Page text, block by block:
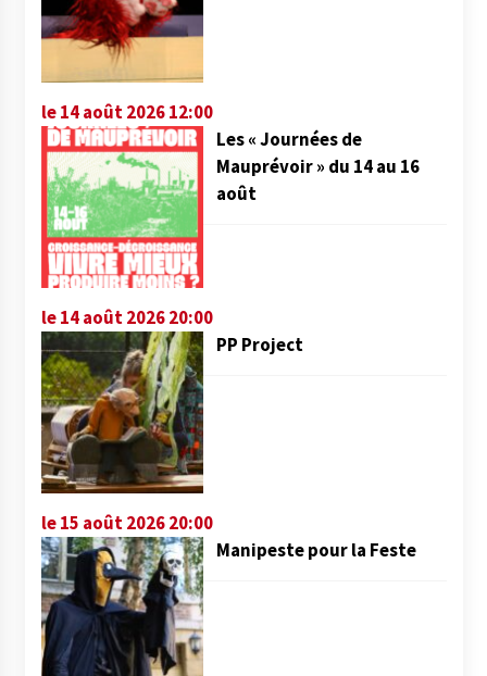
le 14 août 2026 12:00
Les « Journées de
Mauprévoir » du 14 au 16
août
le 14 août 2026 20:00
PP Project
le 15 août 2026 20:00
Manipeste pour la Feste